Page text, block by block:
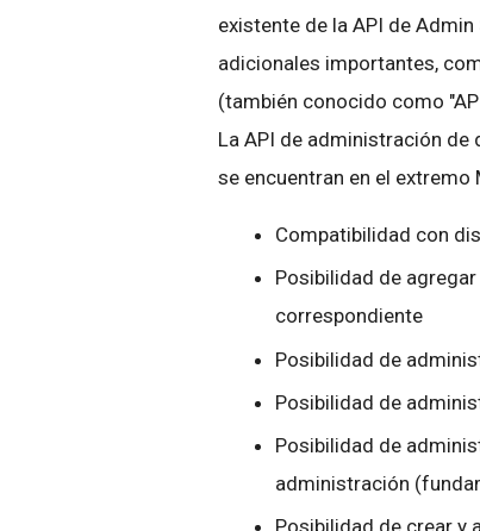
existente de la API de
adicionales importantes,
(también conocido como
La API de administración
se encuentran en el extremo
Compatibilidad con
Posibilidad de
correspondiente
Posibilidad de
Posibilidad de
Posibilidad de
administración